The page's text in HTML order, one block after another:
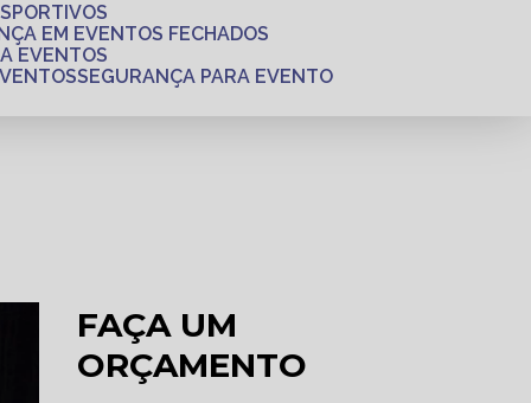
EM EVENTOS FECHADOS
EVENTOS
SEGURANÇA PARA EVENTO
FAÇA UM
ORÇAMENTO